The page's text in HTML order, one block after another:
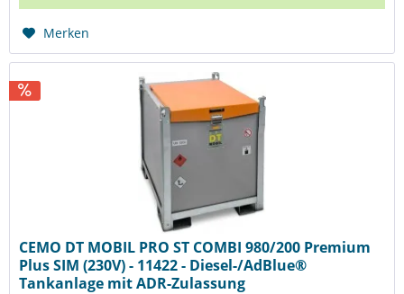
Merken
CEMO DT MOBIL PRO ST COMBI 980/200 Premium
Plus SIM (230V) - 11422 - Diesel-/AdBlue®
Tankanlage mit ADR-Zulassung